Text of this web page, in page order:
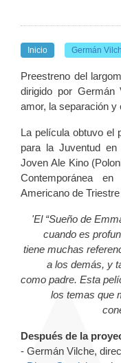
Inicio Germán
Preestreno del
dirigido por
amor, la separación y
La película obtuvo el
para la Juventud en
Joven Ale Kino
Contemporánea
Americano de
'El “Sueño de
cuando es
tiene muchas
a los demás, y
como padre. Esta
los temas que
Después de la
- Germán Vilche,